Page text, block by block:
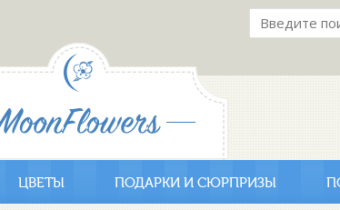
ЦВЕТЫ ПОДАРКИ И СЮРПРИЗЫ